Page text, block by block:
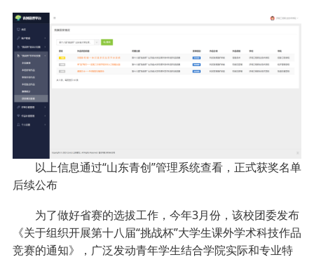
以上信息通过“山东青创”管理系统查看，正式获奖名单
后续公布
为了做好省赛的选拔工作，今年3月份，该校团委发布
《关于组织开展第十八届“挑战杯”大学生课外学术科技作品
竞赛的通知》，广泛发动青年学生结合学院实际和专业特